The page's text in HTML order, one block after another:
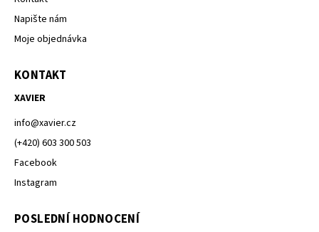
Napište nám
Moje objednávka
KONTAKT
XAVIER
info@xavier.cz
(+420) 603 300 503
Facebook
Instagram
POSLEDNÍ HODNOCENÍ